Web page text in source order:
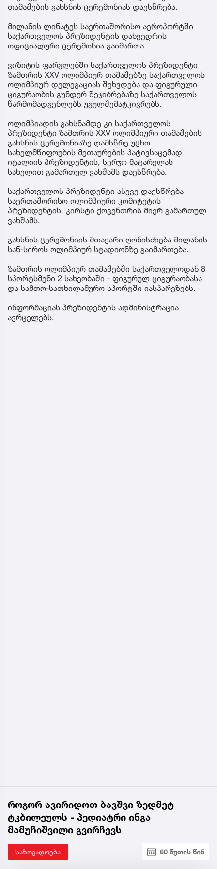
საქართველოს პრეზიდენტი მიხეილ ყაველაშვილი
მეუღლესთან, თამარ ბაგრატიონთან და თანმხლებ
დელეგაციასთან ერთად სამუშაო ვიზიტით მილანში
იმყოფება, სადაც ზამთრის XXV ოლიმპიური
თამაშების გახსნის ცერემონიას დაესწრება.
მილანის ლინატეს საერთაშორისო აეროპორტში
საქართველოს პრეზიდენტის დახვედრის
ოფიციალური ცერემონია გაიმართა.
ვიზიტის ფარგლებში საქართველოს პრეზიდენტი
ზამთრის XXV ოლიმპიურ თამაშებზე საქართველოს
ოლიმპიურ დელეგაციას შეხვდება და ფიგურული
ციგურაობის გუნდურ შეჯიბრებაზე საქართველოს
წარმომადგენლებს უგულშემატკივრებს.
ოლიმპიადის გახსნამდე კი საქართველოს
პრეზიდენტი ზამთრის XXV ოლიმპიური თამაშების
გახსნის ცერემონიაზე დამსწრე უცხო
სახელმწიფოების მეთაურების პატივსაცემად
იტალიის პრეზიდენტის, სერჯო მატარელას
სახელით გამართულ ვახშამს დაესწრება.
საქართველოს პრეზიდენტი ასევე დაესწრება
საერთაშორისო ოლიმპიური კომიტეტის